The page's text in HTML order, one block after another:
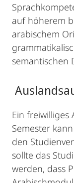
auf höherem
arabischem
semantischen
Ein freiwilliges
Semester
den
sollte das
werden, dass